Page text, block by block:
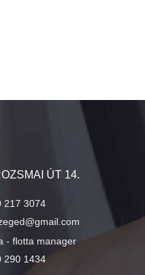
ÚT 14.
217 3074
- flotta manager
290 1434